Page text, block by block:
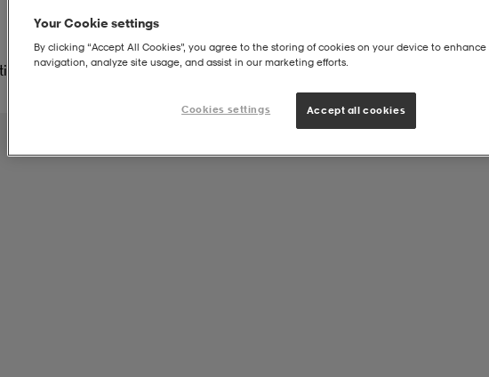
Boa
Your Cookie settings
By clicking “Accept All Cookies”, you agree to the storing of cookies on your device to enhance
navigation, analyze site usage, and assist in our marketing efforts.
Cookies settings Accept all cookies